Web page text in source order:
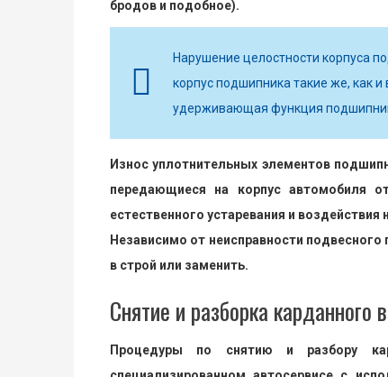
бродов и подобное).
Нарушение целостности корпуса
корпус подшипника такие же, как
удерживающая функция
Износ уплотнительных элементов
передающиеся на корпус автомобиля
естественного устаревания и
Независимо от неисправности
в строй или заменить.
Снятие и разборка карданного
Процедуры по снятию и разбору